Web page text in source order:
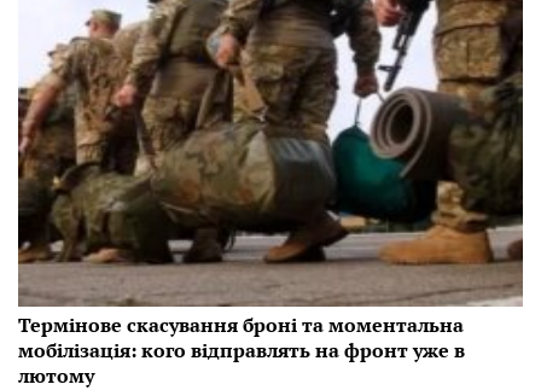
Термінове скасування броні та моментальна
мобілізація: кого відправлять на фронт уже в
лютому